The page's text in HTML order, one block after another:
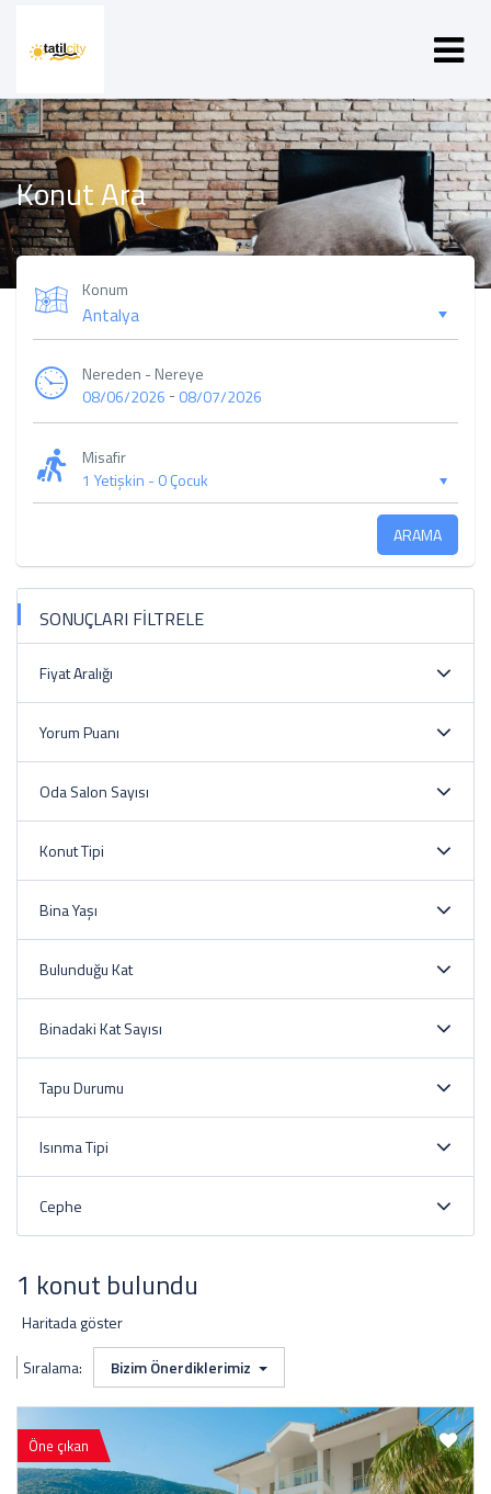
Konut Ara
Konum
Nereden - Nereye
08/06/2026 -08/07/2026
Misafir
1 Yetişkin -0 Çocuk
ARAMA
SONUÇLARI FİLTRELE
Fiyat Aralığı
Yorum Puanı
Oda Salon Sayısı
Konut Tipi
Bina Yaşı
Bulunduğu Kat
Binadaki Kat Sayısı
Tapu Durumu
Isınma Tipi
Cephe
1 konut bulundu
Haritada göster
Sıralama:
Bizim Önerdiklerimiz
Öne çıkan